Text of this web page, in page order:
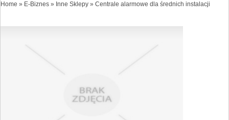
Home » E-Biznes » Inne Sklepy » Centrale alarmowe dla średnich instalacji